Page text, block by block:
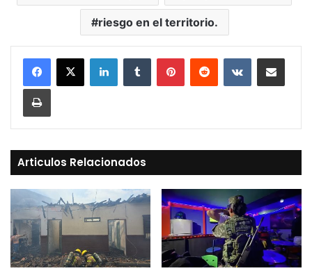
riesgo en el territorio.
LinkedInTumblr PinterestReddit VKontakteCompartir vía Mail
Print
Articulos Relacionados